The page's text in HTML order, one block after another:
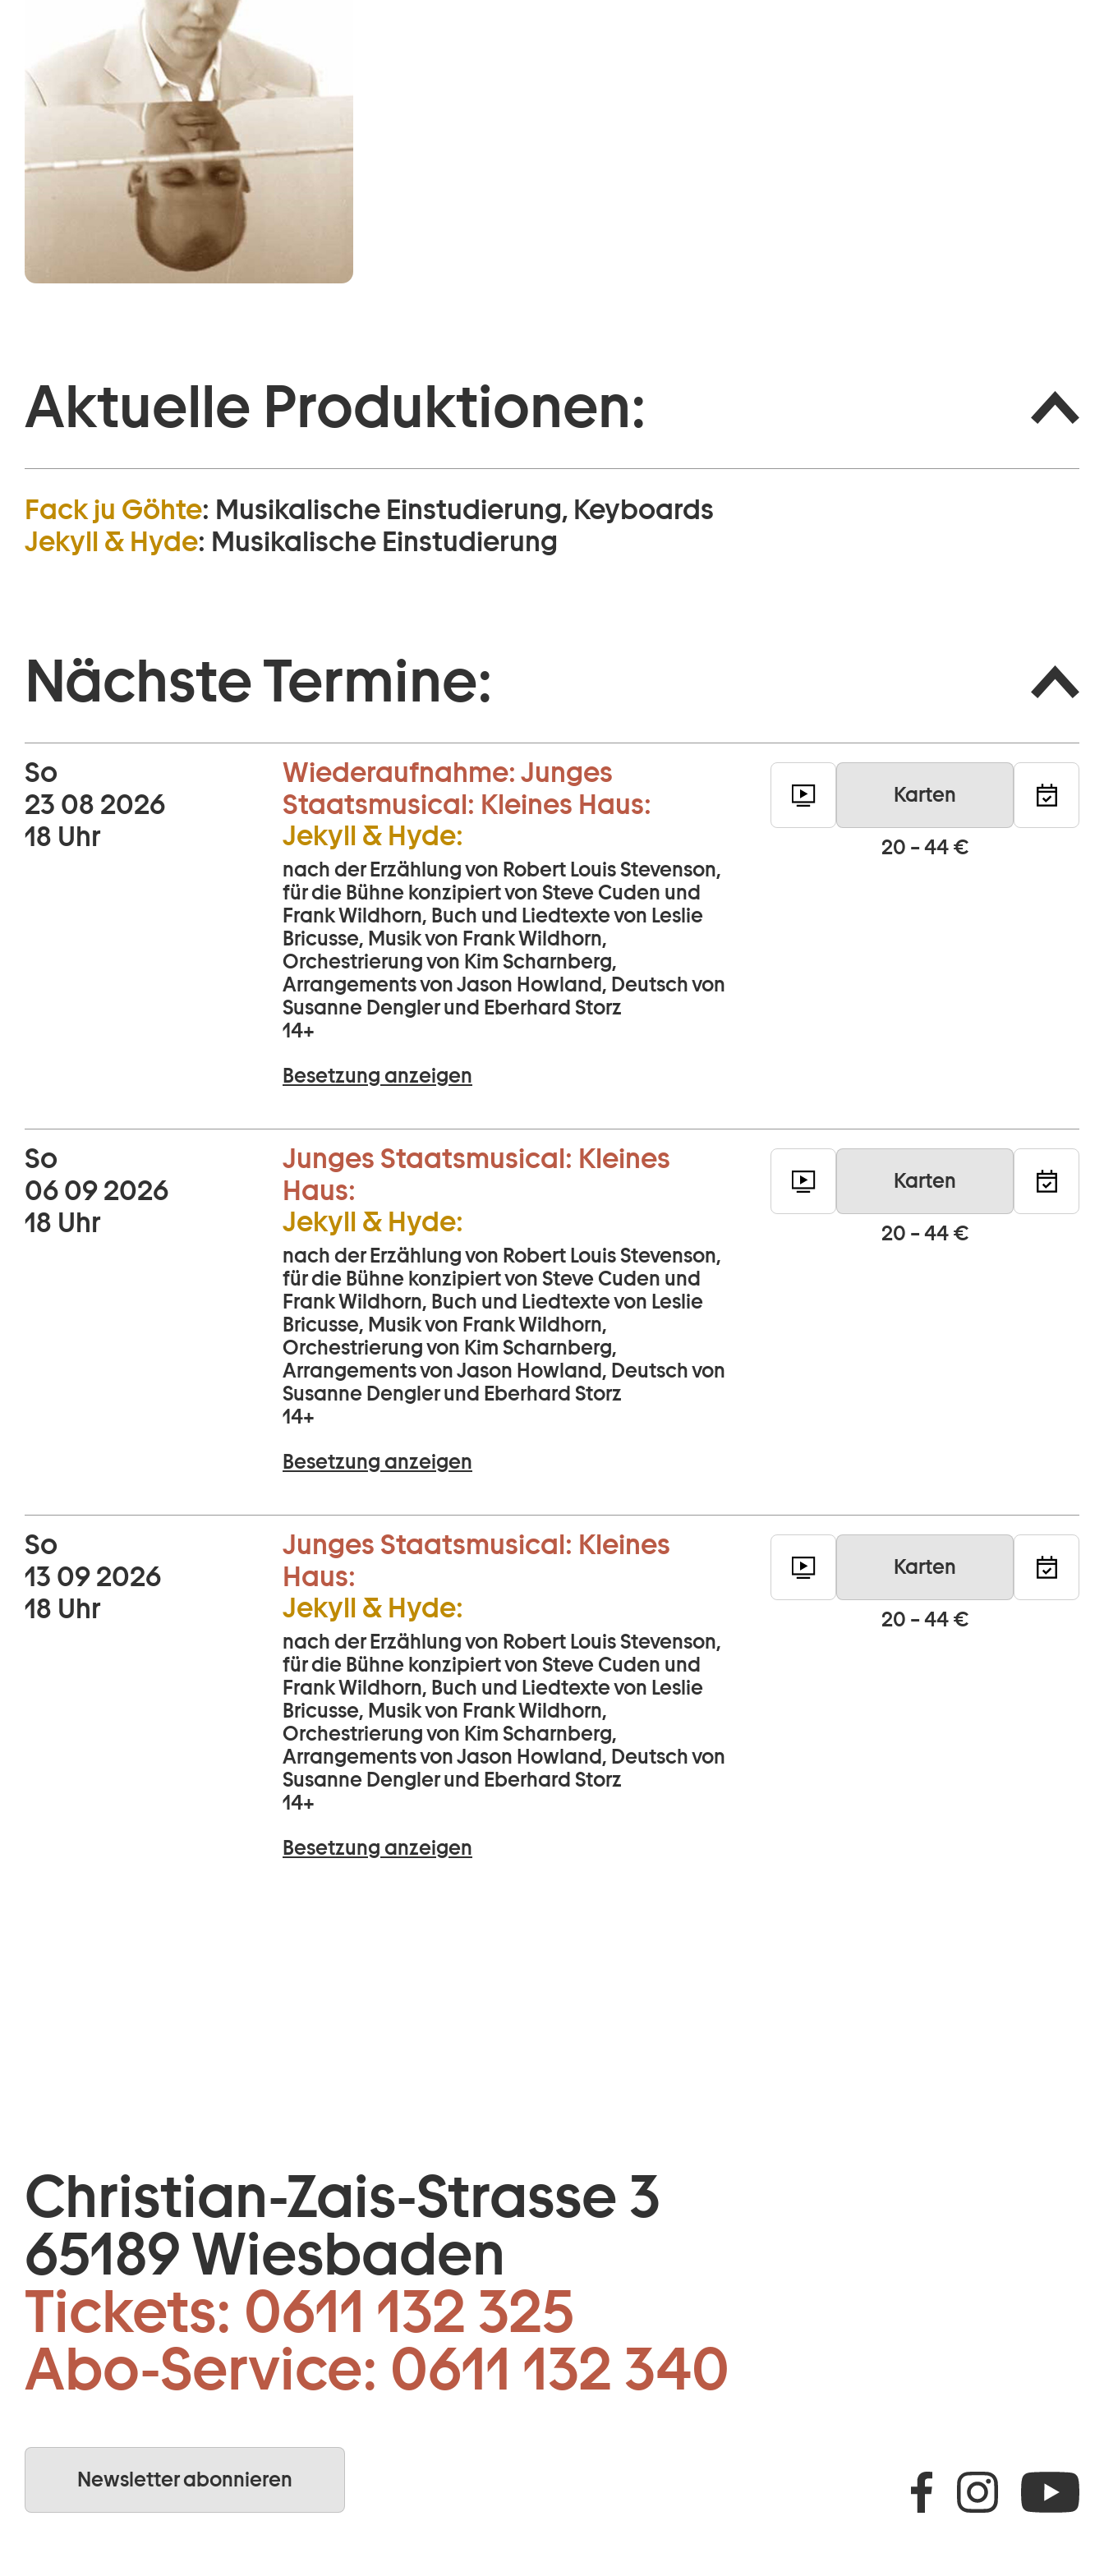
Aktuelle Produktionen:
Fack ju Göhte: Musikalische Einstudierung, Keyboards
Jekyll & Hyde: Musikalische Einstudierung
Nächste Termine:
So
23 08 2026
18 Uhr
Wiederaufnahme: Junges
Staatsmusical: Kleines Haus:
Jekyll & Hyde:
nach der Erzählung von Robert Louis Stevenson,
für die Bühne konzipiert von Steve Cuden und
Frank Wildhorn, Buch und Liedtexte von Leslie
Bricusse, Musik von Frank Wildhorn,
Orchestrierung von Kim Scharnberg,
Arrangements von Jason Howland, Deutsch von
Susanne Dengler und Eberhard Storz
14+
Besetzung anzeigen
Karten
20 – 44 €
So
06 09 2026
18 Uhr
Junges Staatsmusical: Kleines
Haus:
Jekyll & Hyde:
nach der Erzählung von Robert Louis Stevenson,
für die Bühne konzipiert von Steve Cuden und
Frank Wildhorn, Buch und Liedtexte von Leslie
Bricusse, Musik von Frank Wildhorn,
Orchestrierung von Kim Scharnberg,
Arrangements von Jason Howland, Deutsch von
Susanne Dengler und Eberhard Storz
14+
Besetzung anzeigen
Karten
20 – 44 €
So
13 09 2026
18 Uhr
Junges Staatsmusical: Kleines
Haus:
Jekyll & Hyde:
nach der Erzählung von Robert Louis Stevenson,
für die Bühne konzipiert von Steve Cuden und
Frank Wildhorn, Buch und Liedtexte von Leslie
Bricusse, Musik von Frank Wildhorn,
Orchestrierung von Kim Scharnberg,
Arrangements von Jason Howland, Deutsch von
Susanne Dengler und Eberhard Storz
14+
Besetzung anzeigen
Karten
20 – 44 €
Christian-Zais-Strasse 3
65189 Wiesbaden
Tickets: 0611 132 325
Abo-Service: 0611 132 340
Newsletter abonnieren